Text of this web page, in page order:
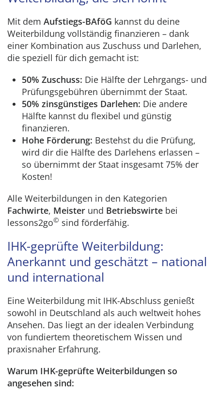
Mit dem Aufstiegs-BAföG kannst du deine
Weiterbildung vollständig finanzieren – dank
einer Kombination aus Zuschuss und Darlehen,
die speziell für dich gemacht ist:
50% Zuschuss: Die Hälfte der Lehrgangs- und
Prüfungsgebühren übernimmt der Staat.
50% zinsgünstiges Darlehen: Die andere
Hälfte kannst du flexibel und günstig
finanzieren.
Hohe Förderung: Bestehst du die Prüfung,
wird dir die Hälfte des Darlehens erlassen –
so übernimmt der Staat insgesamt 75% der
Kosten!
Alle Weiterbildungen in den Kategorien
Fachwirte, Meister und Betriebswirte bei
lessons2go© sind förderfähig.
IHK-geprüfte Weiterbildung:
Anerkannt und geschätzt – national
und international
Eine Weiterbildung mit IHK-Abschluss genießt
sowohl in Deutschland als auch weltweit hohes
Ansehen. Das liegt an der idealen Verbindung
von fundiertem theoretischem Wissen und
praxisnaher Erfahrung.
Warum IHK-geprüfte Weiterbildungen so
angesehen sind: